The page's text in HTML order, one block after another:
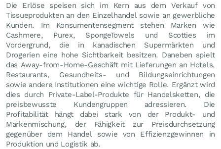
Die Erlöse speisen sich im Kern aus dem Verkauf von
Tissueprodukten an den Einzelhandel sowie an gewerbliche
Kunden. Im Konsumentensegment stehen Marken wie
Cashmere, Purex, SpongeTowels und Scotties im
Vordergrund, die in kanadischen Supermärkten und
Drogerien eine hohe Sichtbarkeit besitzen. Daneben spielt
das Away-from-Home-Geschäft mit Lieferungen an Hotels,
Restaurants, Gesundheits- und Bildungseinrichtungen
sowie andere Institutionen eine wichtige Rolle. Ergänzt wird
dies durch Private-Label-Produkte für Handelsketten, die
preisbewusste Kundengruppen adressieren. Die
Profitabilität hängt dabei stark von der Produkt- und
Markenmischung, der Fähigkeit zur Preisdurchsetzung
gegenüber dem Handel sowie von Effizienzgewinnen in
Produktion und Logistik ab.